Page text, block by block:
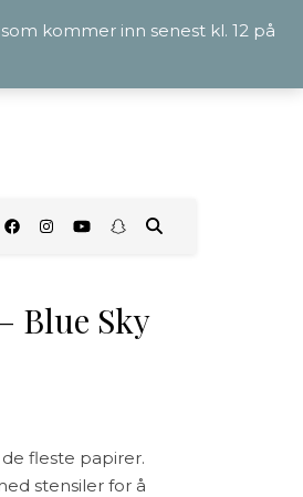
Blue Sky
fleste papirer.
stensiler for å
kommer inn senest kl. 12 på